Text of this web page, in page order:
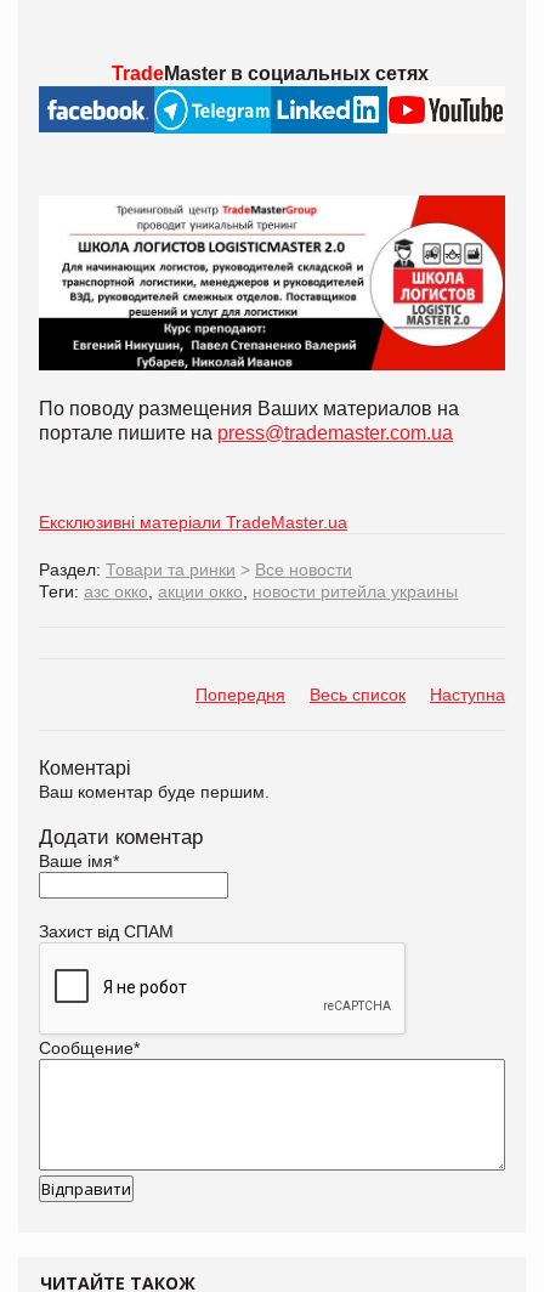
TradeMaster всоциальных сетях
По поводу размещения Ваших материалов на
портале пишите на press@trademaster.com.ua
Ексклюзивні матеріали TradeMaster.ua
Раздел: Товари та ринки > Все новости
Теги: азс окко, акции окко, новости ритейла украины
Попередня Весь список Наступна
Коментарі
Ваш коментар буде першим.
Додати коментар
Ваше імя*
Захист від СПАМ
Сообщение*
ЧИТАЙТЕ ТАКОЖ